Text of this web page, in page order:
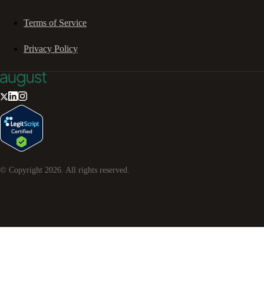
Terms of Service
Privacy Policy
© Copyright 2026 . All rights reserved.